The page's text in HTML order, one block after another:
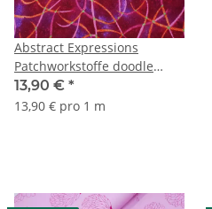
Abstract Expressions
Patchworkstoffe doodle
burgundy, orange
13,90 € *
13,90 € pro 1 m